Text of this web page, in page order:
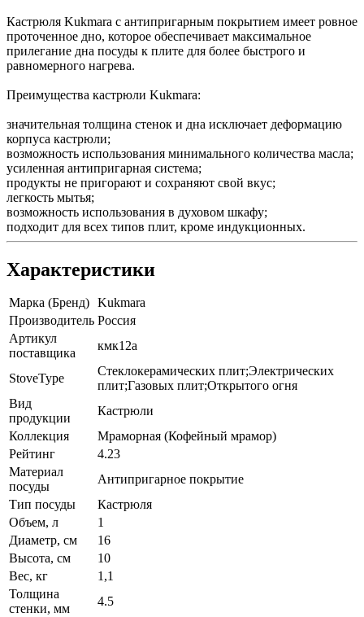
Кастрюля Kukmara с антипригарным покрытием имеет ровное
проточенное дно, которое обеспечивает максимальное
прилегание дна посуды к плите для более быстрого и
равномерного нагрева.
Преимущества кастрюли Kukmara:
значительная толщина стенок и дна исключает деформацию
корпуса кастрюли;
возможность использования минимального количества масла;
усиленная антипригарная система;
продукты не пригорают и сохраняют свой вкус;
легкость мытья;
возможность использования в духовом шкафу;
подходит для всех типов плит, кроме индукционных.
Характеристики
Марка (Бренд) Kukmara
Производитель Россия
Артикул
поставщика
кмк12а
StoveType
Стеклокерамических плит;Электрических
плит;Газовых плит;Открытого огня
Вид
продукции
Кастрюли
Коллекция
Мраморная (Кофейный мрамор)
Рейтинг
4.23
Материал
посуды
Антипригарное покрытие
Тип посуды
Кастрюля
Объем, л
1
Диаметр, см
16
Высота, см
10
Вес, кг
1,1
Толщина
стенки, мм
4.5